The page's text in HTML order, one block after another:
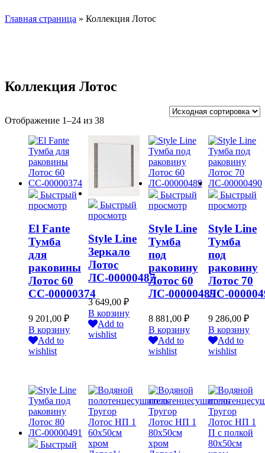
Главная страница » Коллекция Лотос
Коллекция Лотос
Отображение 1–24 из 38
Быстрый
просмотр
El Fante
Тумба
для
раковины
Лотос 60
СС-00000374
9 201,00 ₽
В корзину
Add to
wishlist
Быстрый
просмотр
Style Line
Зеркало
Лотос
ЛС-00000487
3 649,00₽
В корзину
Add to
wishlist
Быстрый
просмотр
Style Line
Тумба
под
раковину
Лотос 60
ЛС-00000489
8 881,00 ₽
В корзину
Add to
wishlist
Быстрый
просмотр
Style Line
Тумба
под
раковину
Лотос 70
ЛС-
9 286,00 ₽
В корзину
Add to
wishlist
Быстрый